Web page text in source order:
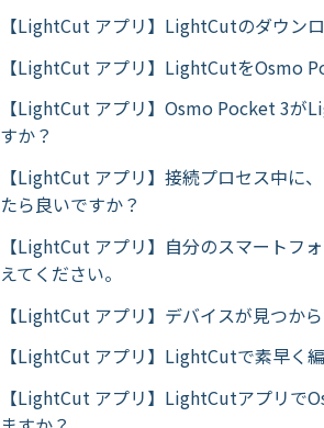
【LightCut アプリ】LightCutのダウン
【LightCut アプリ】LightCutをOsmo
【LightCut アプリ】Osmo Pocket 3が
すか？
【LightCut アプリ】接続プロセス中に
たら良いですか？
【LightCut アプリ】自分のスマートフ
えてください。
【LightCut アプリ】デバイスが見つか
【LightCut アプリ】LightCutで素早く
【LightCut アプリ】LightCutアプリで